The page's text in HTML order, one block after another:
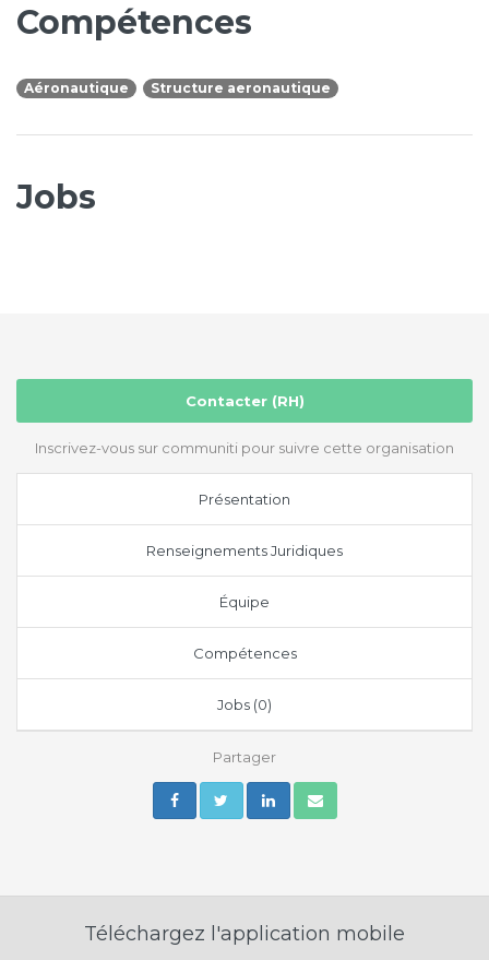
Compétences
Aéronautique Structure aeronautique
Jobs
Contacter (RH)
Inscrivez-vous sur communiti pour suivre cette organisation
Présentation
Renseignements Juridiques
Équipe
Compétences
Jobs (0)
Partager
Téléchargez l'application mobile